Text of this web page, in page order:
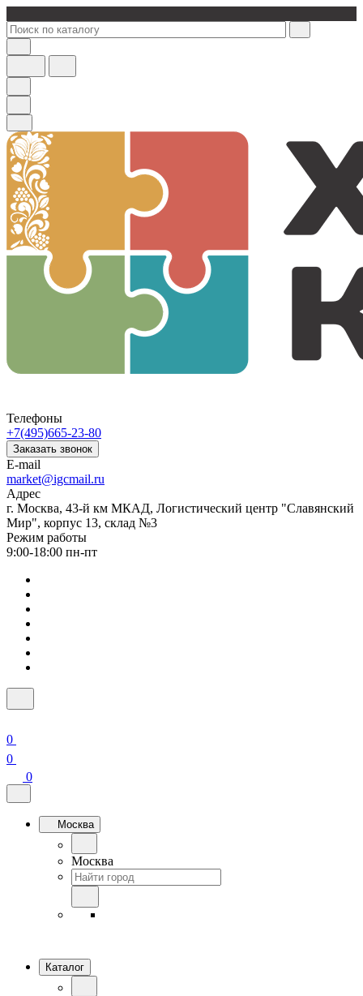
Телефоны
+7(495)665-23-80
Заказать звонок
E-mail
market@igcmail.ru
Адрес
г. Москва, 43-й км МКАД, Логистический центр "Славянский
Мир", корпус 13, склад №3
Режим работы
9:00-18:00 пн-пт
0
0
0
Москва
Москва
Каталог